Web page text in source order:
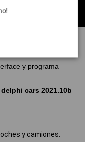
y programa
cars 2021.10b
y camiones.